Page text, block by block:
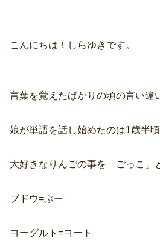
こんにちは！しらゆきです。
言葉を覚えたばかりの頃の言い違
娘が単語を話し始めたのは1歳半頃
大好きなりんごの事を「ごっこ」
ブドウ=ぶー
ヨーグルト=ヨート